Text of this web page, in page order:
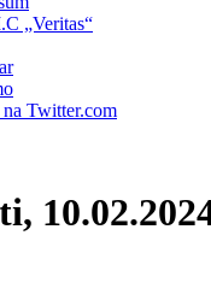
„Veritas“
Twitter.com